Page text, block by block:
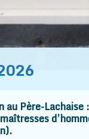
au Père-Lachaise